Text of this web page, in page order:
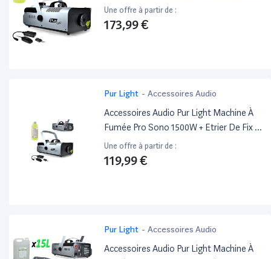
2 Télécommandes Newark1200 + 4L
Liquide
Une offre à partir de :
173,99 €
Pur Light - Accessoires Audio
Accessoires Audio Pur Light Machine À
Fumée Pro Sono 1500W + Etrier De Fix +
2 Télécommandes Newark1500 +2L
Liquide
Une offre à partir de :
119,99 €
Pur Light - Accessoires Audio
Accessoires Audio Pur Light Machine À